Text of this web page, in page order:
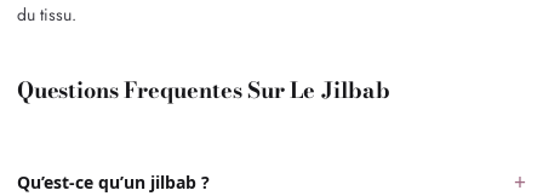
du tissu.
Questions Frequentes Sur Le Jilbab
Qu’est-ce qu’un jilbab ?